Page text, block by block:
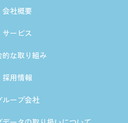
会社概要
サービス
的な取り組み
採用情報
ループ会社